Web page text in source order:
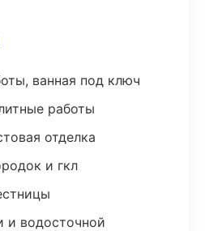
ванная под ключ
работы
отделка
и гкл
и водосточной